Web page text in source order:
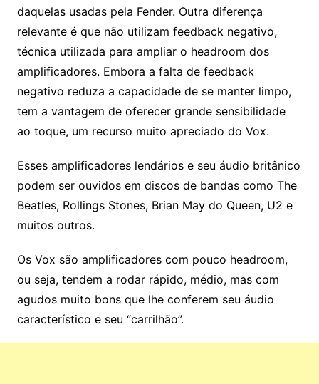
daquelas usadas pela Fender. Outra diferença
relevante é que não utilizam feedback negativo,
técnica utilizada para ampliar o headroom dos
amplificadores. Embora a falta de feedback
negativo reduza a capacidade de se manter limpo,
tem a vantagem de oferecer grande sensibilidade
ao toque, um recurso muito apreciado do Vox.
Esses amplificadores lendários e seu áudio britânico
podem ser ouvidos em discos de bandas como The
Beatles, Rollings Stones, Brian May do Queen, U2 e
muitos outros.
Os Vox são amplificadores com pouco headroom,
ou seja, tendem a rodar rápido, médio, mas com
agudos muito bons que lhe conferem seu áudio
característico e seu “carrilhão”.